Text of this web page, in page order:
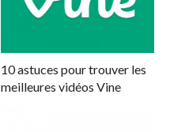
10 astuces pour trouver les
meilleures vidéos Vine